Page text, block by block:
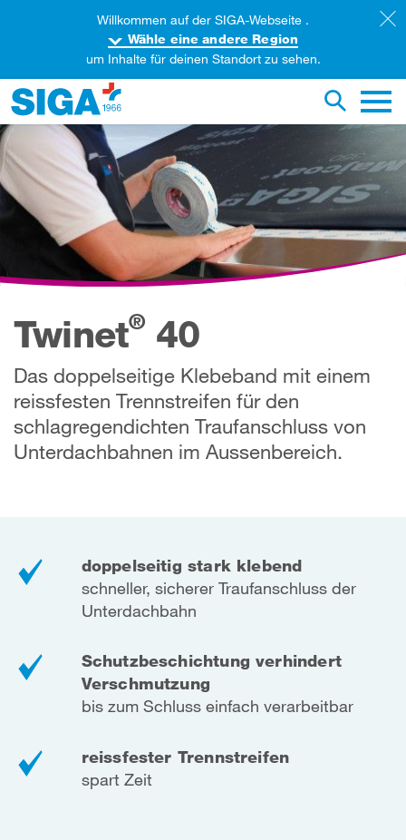
Suche
Webseite durchsuchen
Twinet®40
Das doppelseitige Klebeband mit einem
reissfesten Trennstreifen für den
schlagregendichten Traufanschluss von
Unterdachbahnen im Aussenbereich.
doppelseitig stark klebend
schneller, sicherer Traufanschluss der
Unterdachbahn
Schutzbeschichtung verhindert
Verschmutzung
bis zum Schluss einfach verarbeitbar
reissfester Trennstreifen
spart Zeit
Willkommen auf der SIGA-Webseite .
Wähle eine andere Region
um Inhalte für deinen Standort zu sehen.